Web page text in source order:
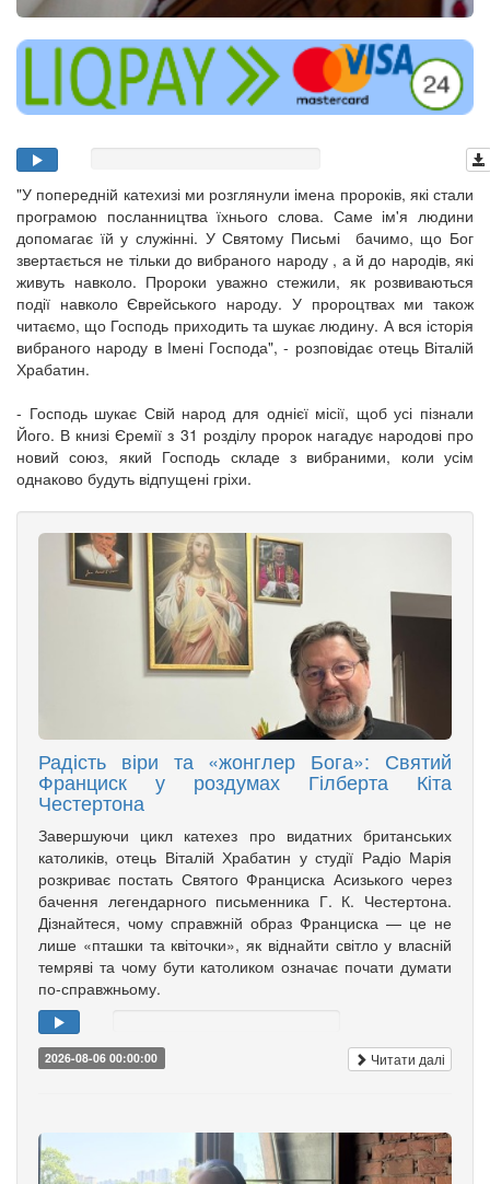
"У попередній катехизі ми розглянули імена пророків, які стали
програмою посланництва їхнього слова. Саме ім'я людини
допомагає їй у служінні. У Святому Письмі бачимо, що Бог
звертається не тільки до вибраного народу , а й до народів, які
живуть навколо. Пророки уважно стежили, як розвиваються
події навколо Єврейського народу. У пророцтвах ми також
читаємо, що Господь приходить та шукає людину. А вся історія
вибраного народу в Імені Господа", - розповідає отець Віталій
Храбатин.
- Господь шукає Свій народ для однієї місії, щоб усі пізнали
Його. В книзі Єремії з 31 розділу пророк нагадує народові про
новий союз, який Господь складе з вибраними, коли усім
однаково будуть відпущені гріхи.
Радість віри та «жонглер Бога»: Святий
Франциск у роздумах Гілберта Кіта
Честертона
Завершуючи цикл катехез про видатних британських
католиків, отець Віталій Храбатин у студії Радіо Марія
розкриває постать Святого Франциска Асизького через
бачення легендарного письменника Г. К. Честертона.
Дізнайтеся, чому справжній образ Франциска — це не
лише «пташки та квіточки», як віднайти світло у власній
темряві та чому бути католиком означає почати думати
по-справжньому.
2026-08-06 00:00:00 Читати далі